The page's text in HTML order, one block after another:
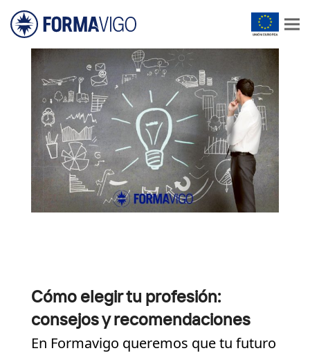
Cómo elegir tu profesión:
consejos y recomendaciones
En Formavigo queremos que tu futuro